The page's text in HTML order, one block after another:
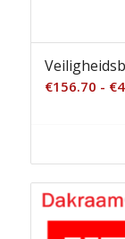
€156.70 - €